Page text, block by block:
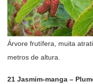
Árvore frutífera, muita
metros de altura.
21 Jasmim-manga –